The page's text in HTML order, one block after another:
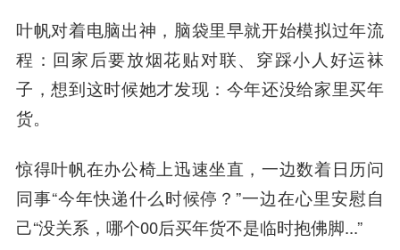
叶帆对着电脑出神，脑袋里早就开始模拟过年流
程：回家后要放烟花贴对联、穿踩小人好运袜
子，想到这时候她才发现：今年还没给家里买年
货。
惊得叶帆在办公椅上迅速坐直，一边数着日历问
同事“今年快递什么时候停？”一边在心里安慰自
己“没关系，哪个00后买年货不是临时抱佛脚...”